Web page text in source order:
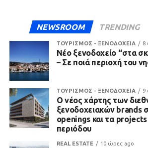
NEWSROOM TRENDING
ΤΟΥΡΙΣΜΟΣ - ΞΕΝΟΔΟΧΕΙΑ 8
Νέο ξενοδοχείο “στα
– Σε ποιά περιοχή του
ΤΟΥΡΙΣΜΟΣ - ΞΕΝΟΔΟΧΕΙΑ 9
Ο νέος χάρτης των
ξενοδοχειακών brands
openings και τα
περιόδου
REAL ESTATE 10 ώρες ago